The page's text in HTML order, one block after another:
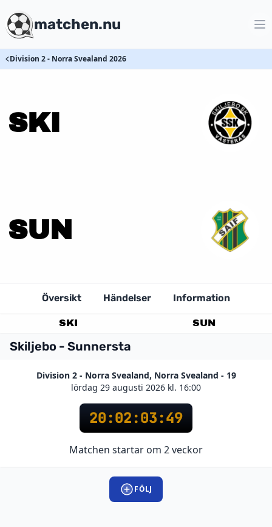
matchen.nu
Division 2 - Norra Svealand 2026
SKI
SUN
Översikt Händelser Information
SKI SUN
Skiljebo - Sunnersta
Division 2 - Norra Svealand, Norra Svealand - 19
lördag 29 augusti 2026 kl. 16:00
20:02:03:49
Matchen startar om 2 veckor
FÖLJ